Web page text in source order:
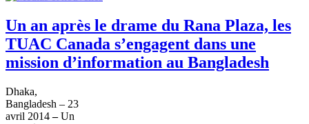
Un an après le drame du Rana Plaza, les
TUAC Canada s’engagent dans une
mission d’information au Bangladesh
Dhaka,
Bangladesh – 23
avril 2014–Un